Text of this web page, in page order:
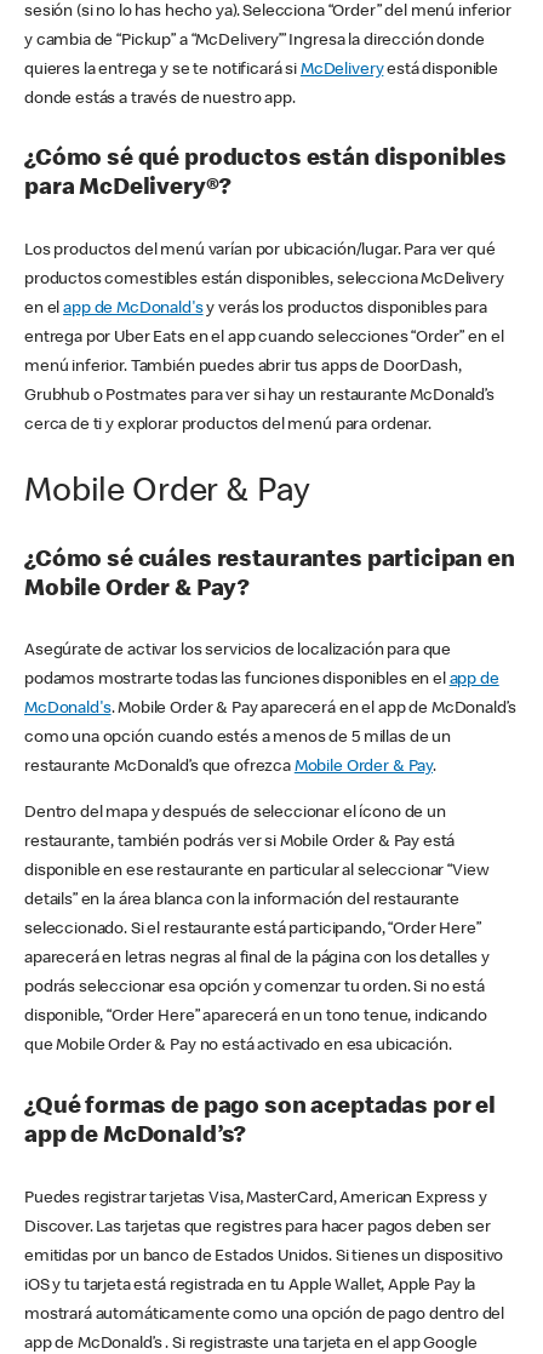
sesión (si no lo has hecho ya). Selecciona “Order” del menú inferior
y cambia de “Pickup” a “McDelivery’” Ingresa la dirección donde
quieres la entrega y se te notificará si McDeliveryestá disponible
donde estás a través de nuestro app.
¿Cómo sé qué productos están disponibles
para McDelivery®?
Los productos del menú varían por ubicación/lugar. Para ver qué
productos comestibles están disponibles, selecciona McDelivery
en elapp de McDonald'sy verás los productos disponibles para
entrega por Uber Eats en el app cuando selecciones “Order” en el
menú inferior. También puedes abrir tus apps de DoorDash,
Grubhub o Postmates para ver si hay un restaurante McDonald’s
cerca de ti y explorar productos del menú para ordenar.
Mobile Order & Pay
¿Cómo sé cuáles restaurantes participan en
Mobile Order & Pay?
Asegúrate de activar los servicios de localización para que
podamos mostrarte todas las funciones disponibles en el app de
McDonald's. Mobile Order & Pay aparecerá en el app de McDonald’s
como una opción cuando estés a menos de 5 millas de un
restaurante McDonald’s que ofrezca Mobile Order & Pay.
Dentro del mapa y después de seleccionar el ícono de un
restaurante, también podrás ver si Mobile Order & Pay está
disponible en ese restaurante en particular al seleccionar “View
details” en la área blanca con la información del restaurante
seleccionado. Si el restaurante está participando, “Order Here”
aparecerá en letras negras al final de la página con los detalles y
podrás seleccionar esa opción y comenzar tu orden. Si no está
disponible, “Order Here” aparecerá en un tono tenue, indicando
que Mobile Order & Pay no está activado en esa ubicación.
¿Qué formas de pago son aceptadas por el
app de McDonald’s?
Puedes registrar tarjetas Visa, MasterCard, American Express y
Discover. Las tarjetas que registres para hacer pagos deben ser
emitidas por un banco de Estados Unidos. Si tienes un dispositivo
iOS y tu tarjeta está registrada en tu Apple Wallet, Apple Pay la
mostrará automáticamente como una opción de pago dentro del
app de McDonald’s . Si registraste una tarjeta en el app Google